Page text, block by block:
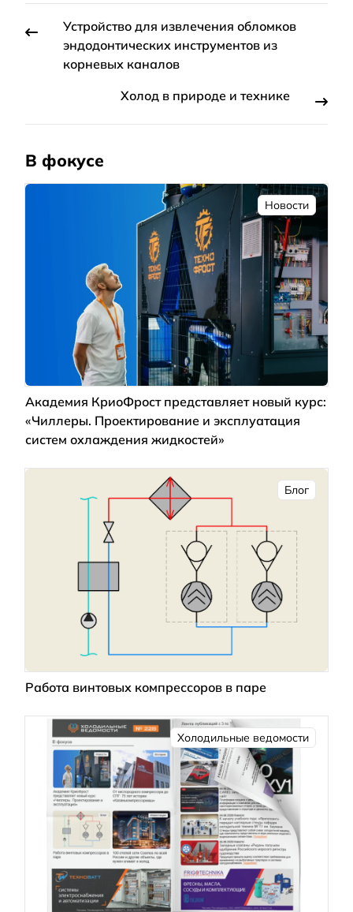
Устройство для извлечения обломков
эндодонтических инструментов из
корневых каналов
Холод в природе и технике
В фокусе
Новости
Академия КриоФрост представляет новый курс:
«Чиллеры. Проектирование и эксплуатация
систем охлаждения жидкостей»
Блог
Работа винтовых компрессоров в паре
Холодильные ведомости